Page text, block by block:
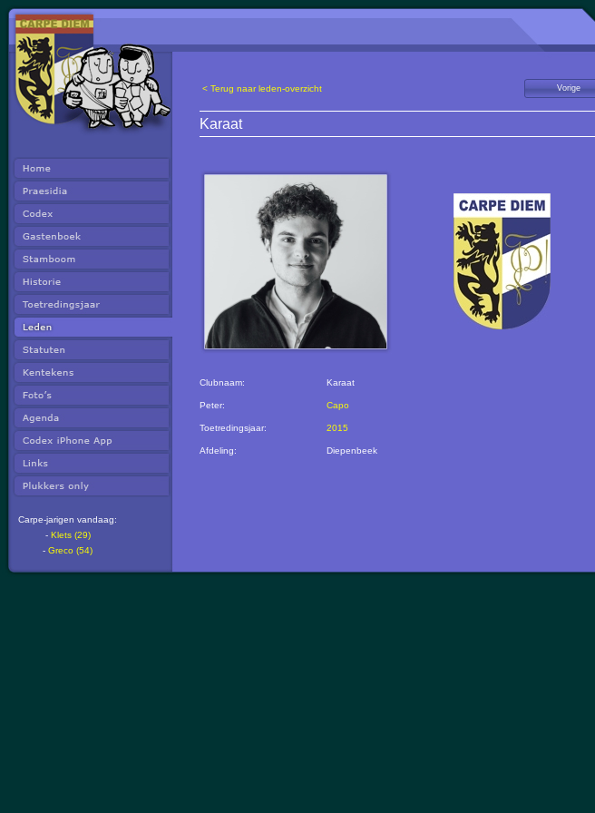
Carpe-jarigen vandaag:
- Klets (29)
- Greco (54)
< Terug naar leden-overzicht
Karaat
Clubnaam: Karaat
Peter: Capo
Toetredingsjaar: 2015
Afdeling: Diepenbeek